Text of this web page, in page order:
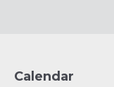
Calendar